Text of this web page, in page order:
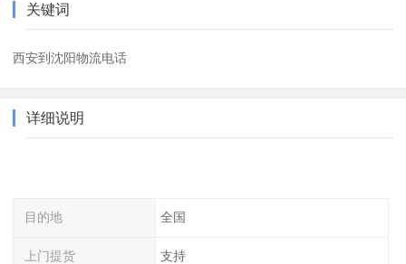
关键词
西安到沈阳物流电话
详细说明
目的地 全国
上门提货 支持